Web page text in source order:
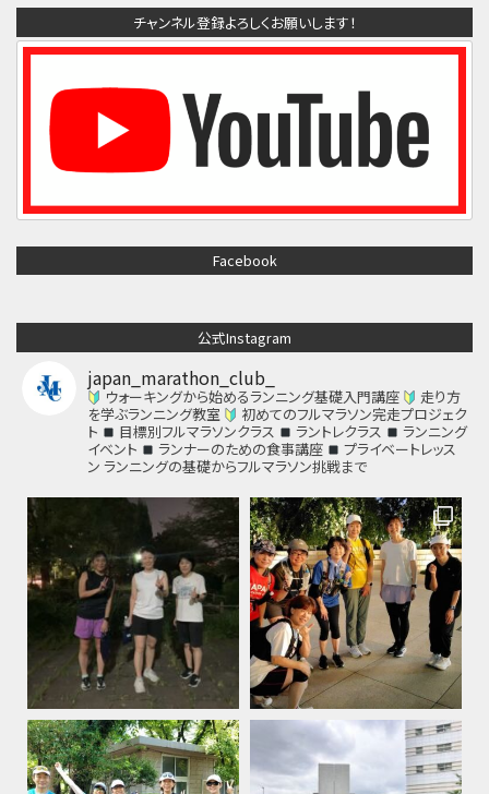
チャンネル登録よろしくお願いします！
Facebook
公式Instagram
japan_marathon_club_
ウォーキングから始めるランニング基礎入門講座
走り方
を学ぶランニング教室
初めてのフルマラソン完走プロジェク
ト
目標別フルマラソンクラス ラントレクラス
ランニング
イベント
ランナーのための食事講座
プライベートレッス
ン ランニングの基礎からフルマラソン挑戦まで